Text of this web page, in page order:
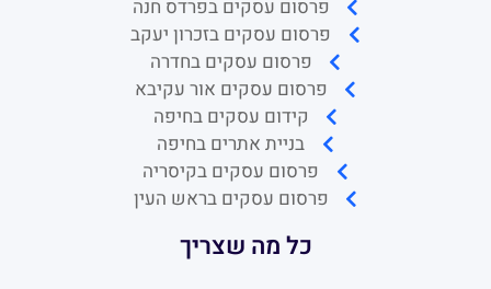
פרסום עסקים בפרדס חנה
פרסום עסקים בזכרון יעקב
פרסום עסקים בחדרה
פרסום עסקים אור עקיבא
קידום עסקים בחיפה
בניית אתרים בחיפה
פרסום עסקים בקיסריה
פרסום עסקים בראש העין
כל מה שצריך